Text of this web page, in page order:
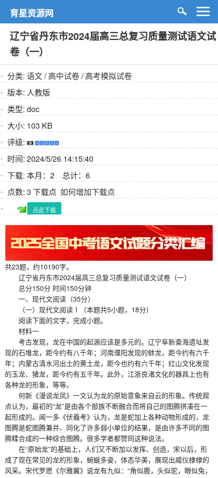
育星资源网
辽宁省丹东市2024届高三总复习质量测试语文试
卷（一）
分类: 语文/高中试卷/高考模拟试卷
版本: 人教版
类型: doc
大小: 103 KB
评级:
时间: 2024/5/26 14:15:40
下载: 本月：2 总计：6
点数: 3 下载点 如何增加下载点
点此下载
共23题，约10190字。
辽宁省丹东市2024届高三总复习质量测试语文试卷（一）
总分150分 时间150分钟
一、现代文阅读（35分）
（一）现代文阅读Ⅰ（本题共5小题，18分）
阅读下面的文字，完成小题。
材料一
考古发现，龙在中国的起源应该是多元的。辽宁阜新查海遗址发
现的石堆龙，距今约有八千年；河南濮阳发现的蚌龙，距今约有六千
年；内蒙古清水河出土的黄土龙，距今也约有六千年；红山文化发现
的玉龙、猪龙，距今约有五千年。此外，江浙良渚文化的器具上也有
各种龙的形象，等等。
何新《漫说龙凤》一文认为龙的原始意象来自云的形象。传统观
点认为，最初的“龙”是由各个部族不断融合而将自己的图腾拼凑在一
起形成的。闻一多《伏羲考》认为，龙是蛇加上各种动物形成的，龙
图腾是蛇图腾兼并、同化了许多弱小单位的结果，是由许多不同的图
腾糅合成的一种综合图腾。很多学者都赞同这种说法。
在“原始龙”的基础上，人们又不断加以发挥、创造，宋以后，形
成了现在常见的龙的形象，蜿蜒多姿，体态华美，展现出威仪棣棣的
风采。宋代罗愿《尔雅翼》说龙有九似：“角似鹿，头似驼，眼似兔，